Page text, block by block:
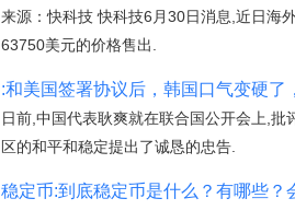
来源：快科技 快科技6月30日消息,近日海
63750美元的价格售出.
:和美国签署协议后，韩国口气变硬了
日前,中国代表耿爽就在联合国公开会上,
区的和平和稳定提出了诚恳的忠告.
稳定币:到底稳定币是什么？有哪些？